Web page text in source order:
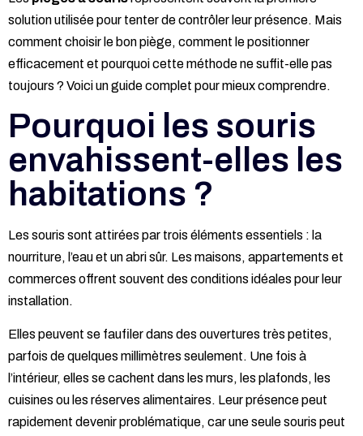
solution utilisée pour tenter de contrôler leur présence. Mais
comment choisir le bon piège, comment le positionner
efficacement et pourquoi cette méthode ne suffit-elle pas
toujours ? Voici un guide complet pour mieux comprendre.
Pourquoi les souris
envahissent-elles les
habitations ?
Les souris sont attirées par trois éléments essentiels : la
nourriture, l’eau et un abri sûr. Les maisons, appartements et
commerces offrent souvent des conditions idéales pour leur
installation.
Elles peuvent se faufiler dans des ouvertures très petites,
parfois de quelques millimètres seulement. Une fois à
l’intérieur, elles se cachent dans les murs, les plafonds, les
cuisines ou les réserves alimentaires. Leur présence peut
rapidement devenir problématique, car une seule souris peut